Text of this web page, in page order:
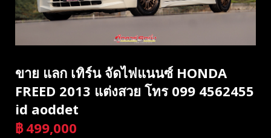
ขาย แลก เทิร์น จัดไฟแนนซ์ HONDA
FREED 2013 แต่งสวย โทร 099 4562455
id aoddet
฿ 499,000